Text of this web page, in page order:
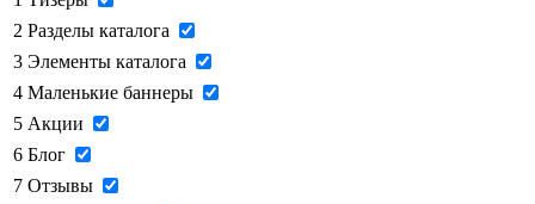
2 Разделы каталога
3 Элементы каталога
4 Маленькие баннеры
5 Акции
6 Блог
7 Отзывы